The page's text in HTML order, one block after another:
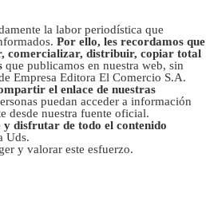
la labor periodística que
Por ello, les recordamos que
comercializar, distribuir, copiar total
que publicamos en nuestra web, sin
Empresa Editora El Comercio S.A.
el enlace de nuestras
puedan acceder a información
desde nuestra fuente oficial.
y disfrutar de todo el contenido
Uds.
y valorar este esfuerzo.